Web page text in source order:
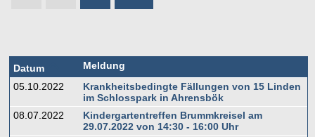
Datum
Meldung
05.10.2022
Krankheitsbedingte Fällungen von 15 Linden
im Schlosspark in Ahrensbök
08.07.2022
Kindergartentreffen Brummkreisel am
29.07.2022 von 14:30 - 16:00 Uhr